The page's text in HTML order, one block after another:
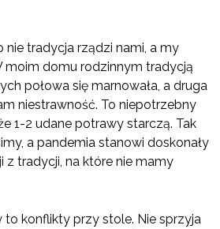
nie tradycja rządzi nami, a my
moim domu rodzinnym tradycją
połowa się marnowała, a druga
niestrawność. To niepotrzebny
1-2 udane potrawy starczą. Tak
a pandemia stanowi doskonały
z tradycji, na które nie mamy
to konflikty przy stole. Nie sprzyja